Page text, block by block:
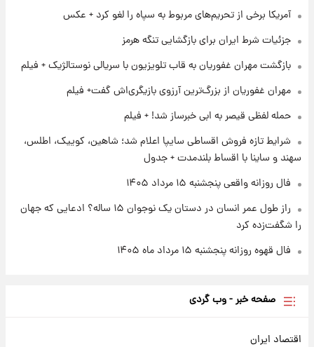
سود مشارکت چند درصد است؟
۱ روز پیش
زمان پخش «مرد سه هزار چهره» مشخص شد
کار استقلال و رامین رضاییان رسما تمام شد +
عکس / خداحافظی صمیمانه آبی ها با رامین!
آمریکا برخی از تحریم‌های مربوط به سپاه را لغو کرد + عکس
جزئیات شرط ایران برای بازگشایی تنگه هرمز
بازگشت مهران غفوریان به قاب تلویزیون با سریالی نوستالژیک + فیلم
مهران غفوریان از بزرگ‌ترین آرزوی بازیگری‌اش گفت+ فیلم
حمله لفظی قیصر به ابی خبرساز شد! + فیلم
شرایط تازه فروش اقساطی سایپا اعلام شد؛ شاهین، کوییک، اطلس،
سهند و ساینا با اقساط بلندمدت + جدول
فال روزانه واقعی پنجشنبه ۱۵ مرداد ۱۴۰۵
راز طول عمر انسان در دستان یک نوجوان ۱۵ ساله؟ ادعایی که جهان
را شگفت‌زده کرد
فال قهوه روزانه پنجشنبه ۱۵ مرداد ماه ۱۴۰۵
صفحه خبر - وب گردی
اقتصاد ایران